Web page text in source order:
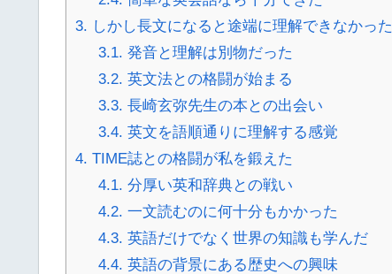
3. しかし長文になると途端に理解できなかった
3.1. 発音と理解は別物だった
3.2. 英文法との格闘が始まる
3.3. 長崎玄弥先生の本との出会い
3.4. 英文を語順通りに理解する感覚
4. TIME誌との格闘が私を鍛えた
4.1. 分厚い英和辞典との戦い
4.2. 一文読むのに何十分もかかった
4.3. 英語だけでなく世界の知識も学んだ
4.4. 英語の背景にある歴史への興味